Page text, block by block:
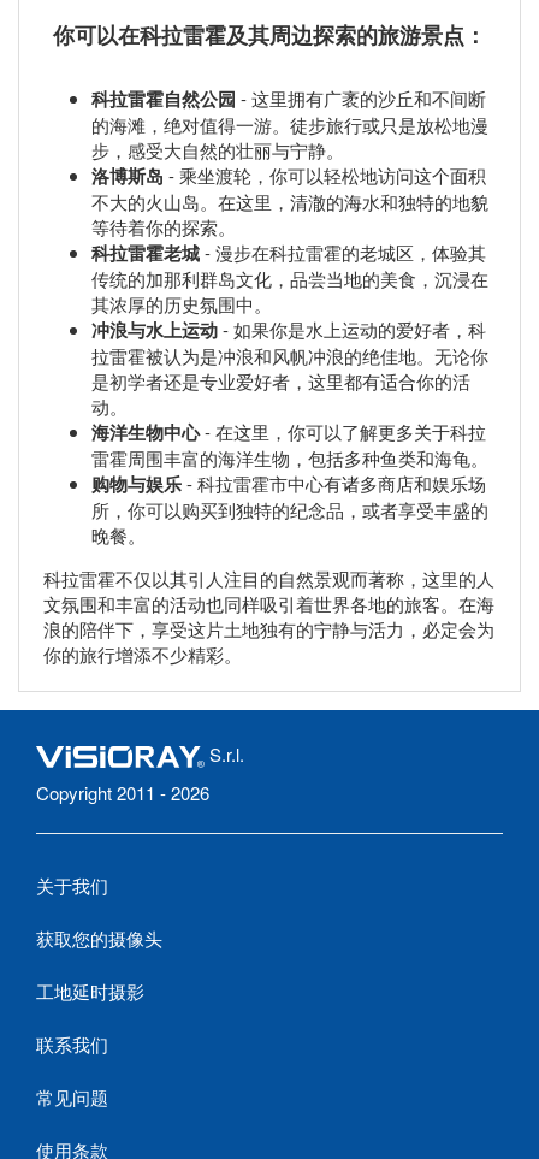
你可以在科拉雷霍及其周边探索的旅游景点：
科拉雷霍自然公园 - 这里拥有广袤的沙丘和不间断
的海滩，绝对值得一游。徒步旅行或只是放松地漫
步，感受大自然的壮丽与宁静。
洛博斯岛 - 乘坐渡轮，你可以轻松地访问这个面积
不大的火山岛。在这里，清澈的海水和独特的地貌
等待着你的探索。
科拉雷霍老城- 漫步在科拉雷霍的老城区，体验其
传统的加那利群岛文化，品尝当地的美食，沉浸在
其浓厚的历史氛围中。
冲浪与水上运动- 如果你是水上运动的爱好者，科
拉雷霍被认为是冲浪和风帆冲浪的绝佳地。无论你
是初学者还是专业爱好者，这里都有适合你的活
动。
海洋生物中心- 在这里，你可以了解更多关于科拉
雷霍周围丰富的海洋生物，包括多种鱼类和海龟。
购物与娱乐- 科拉雷霍市中心有诸多商店和娱乐场
所，你可以购买到独特的纪念品，或者享受丰盛的
晚餐。
科拉雷霍不仅以其引人注目的自然景观而著称，这里的人
文氛围和丰富的活动也同样吸引着世界各地的旅客。在海
浪的陪伴下，享受这片土地独有的宁静与活力，必定会为
你的旅行增添不少精彩。
S.r.l.
Copyright 2011 - 2026
关于我们
获取您的摄像头
工地延时摄影
联系我们
常见问题
使用条款